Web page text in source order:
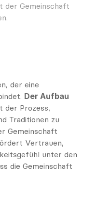
der Gemeinschaft
der eine
Der Aufbau
der Prozess,
Traditionen zu
Gemeinschaft
Vertrauen,
unter den
die Gemeinschaft